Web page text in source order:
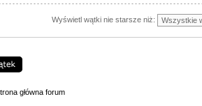
Wyświetl wątki nie starsze niż:
główna forum